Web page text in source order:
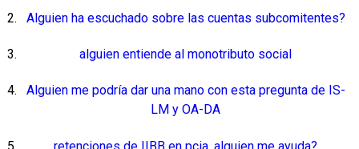
Alguien ha escuchado sobre las cuentas subcomitentes?
alguien entiende al monotributo social
Alguien me podría dar una mano con esta pregunta de IS-
LM y OA-DA
retenciones de IIBB en pcia. alguien me ayuda?